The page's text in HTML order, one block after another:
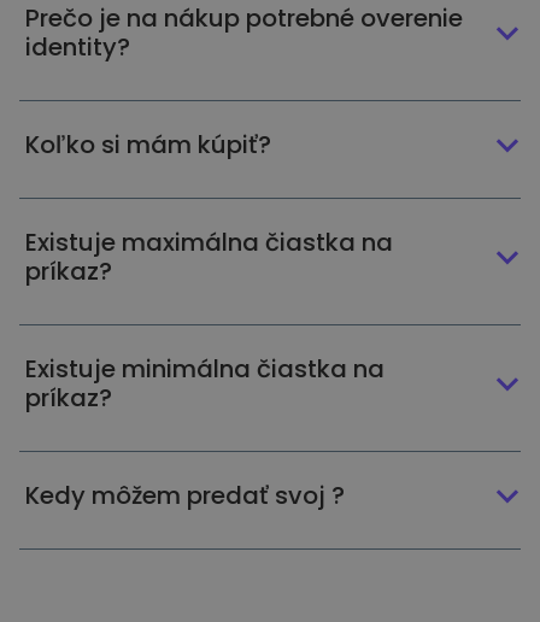
Prečo je na nákup potrebné overenie
identity?
Koľko si mám kúpiť?
Existuje maximálna čiastka na
príkaz?
Existuje minimálna čiastka na
príkaz?
Kedy môžem predať svoj ?